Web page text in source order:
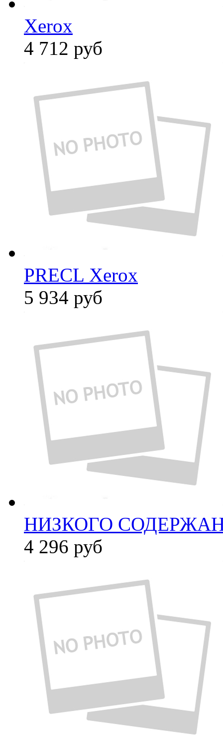
Xerox
4 712 руб
PRECL Xerox
5 934 руб
НИЗКОГО
4 296 руб